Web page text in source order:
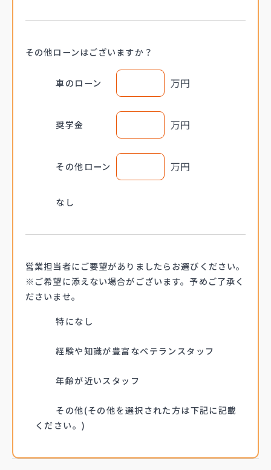
その他ローンはございますか？
車のローン 万円
奨学金 万円
その他ローン 万円
なし
営業担当者にご要望がありましたらお選びください。
※ご希望に添えない場合がございます。予めご了承く
ださいませ。
特になし
経験や知識が豊富なベテランスタッフ
年齢が近いスタッフ
その他(その他を選択された方は下記に記載
ください。)